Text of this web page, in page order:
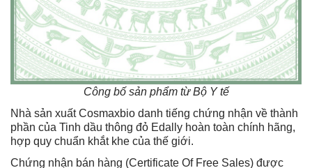
Công bố sản phẩm từ Bộ Y tế
Nhà sản xuất Cosmaxbio danh tiếng chứng nhận về thành
phần của Tinh dầu thông đỏ Edally hoàn toàn chính hãng,
hợp quy chuẩn khắt khe của thế giới.
Chứng nhận bán hàng (Certificate Of Free Sales) được